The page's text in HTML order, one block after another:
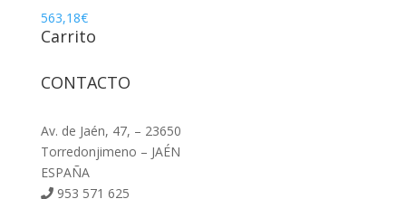
563,18€
Carrito
CONTACTO
Av. de Jaén, 47, – 23650
Torredonjimeno – JAÉN
ESPAÑA
953 571 625